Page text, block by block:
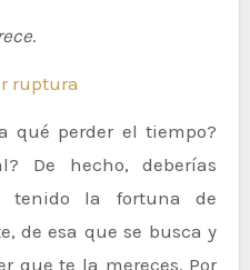
.
qué perder el tiempo?
De hecho, deberías
tenido la fortuna de
de esa que se busca y
que te la mereces. Por